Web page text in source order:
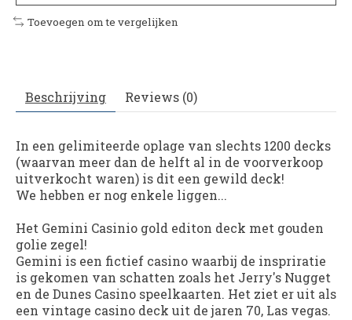
Toevoegen om te vergelijken
Beschrijving Reviews (0)
In een gelimiteerde oplage van slechts 1200 decks
(waarvan meer dan de helft al in de voorverkoop
uitverkocht waren) is dit een gewild deck!
We hebben er nog enkele liggen...
Het Gemini Casinio gold editon deck met gouden
golie zegel!
Gemini is een fictief casino waarbij de inspriratie
is gekomen van schatten zoals het Jerry's Nugget
en de Dunes Casino speelkaarten. Het ziet er uit als
een vintage casino deck uit de jaren 70, Las vegas.